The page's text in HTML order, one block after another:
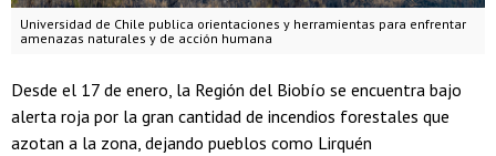
Universidad de Chile publica orientaciones y herramientas para enfrentar
amenazas naturales y de acción humana
Desde el 17 de enero, la Región del Biobío se encuentra bajo
alerta roja por la gran cantidad de incendios forestales que
azotan a la zona, dejando pueblos como Lirquén